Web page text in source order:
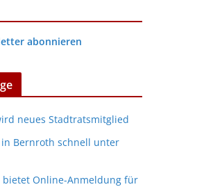
abonnieren
neues Stadtratsmitglied
in Bernroth schnell unter
bietet Online-Anmeldung für